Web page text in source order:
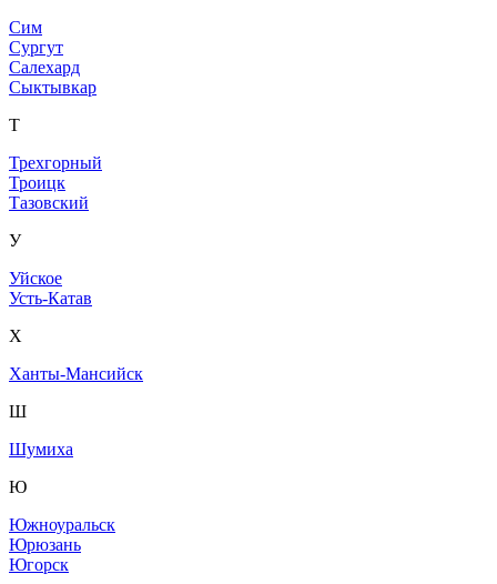
Сим
Сургут
Салехард
Сыктывкар
Т
Трехгорный
Троицк
Тазовский
У
Уйское
Усть-Катав
Х
Ханты-Мансийск
Ш
Шумиха
Ю
Южноуральск
Юрюзань
Югорск